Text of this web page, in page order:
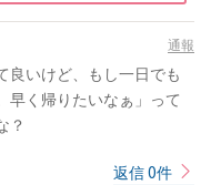
通報
良いけど、もし一日でも
早く帰りたいなぁ」って
？
返信 0件